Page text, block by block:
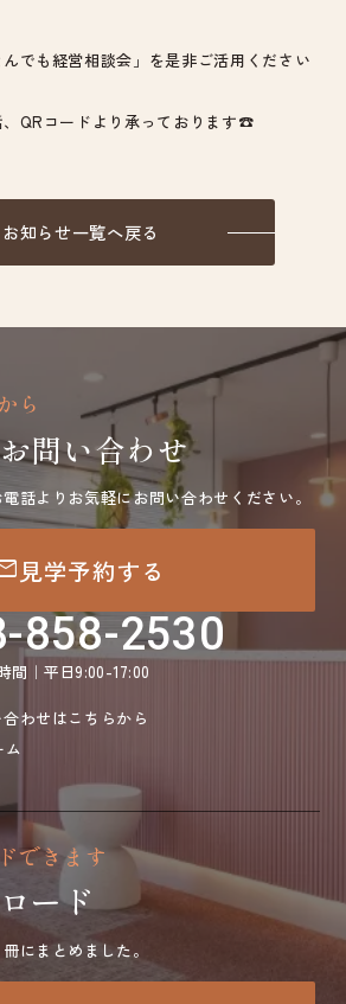
でも経営相談会」を是非ご活用ください
QRコードより承っております☎
お知らせ一覧へ戻る
ら
問い合わせ
話よりお気軽にお問い合わせください。
見学予約する
858-2530
間｜平日9:00-17:00
わせはこちらから
ム
できます
ード
にまとめました。